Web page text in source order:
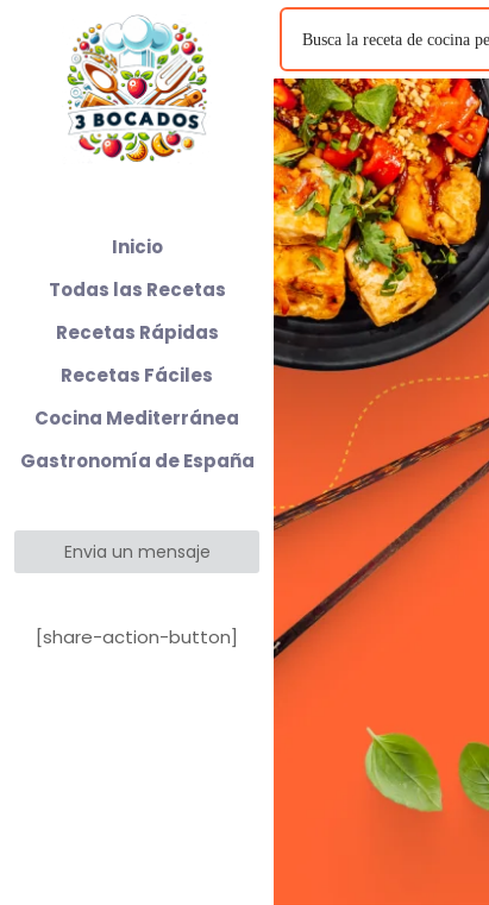
Inicio
Todas las Recetas
Recetas Rápidas
Recetas Fáciles
Cocina Mediterránea
Gastronomía de España
Envia un mensaje
[share-action-button]